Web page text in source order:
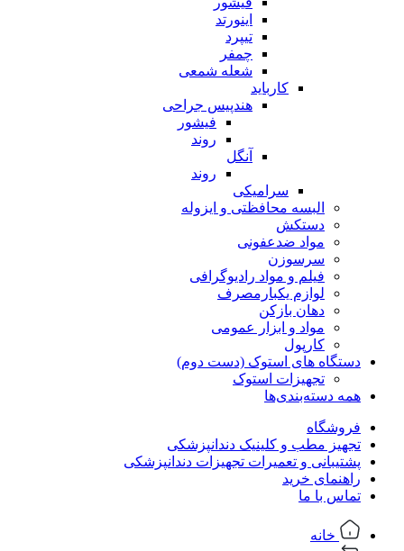
اینورتد
تیپرد
چمفر
شعله شمعی
کارباید
هندپیس جراحی
فیشور
روند
آنگل
روند
سرامیکی
البسه محافظتی و ایزوله
دستکش
مواد ضدعفونی
سرسوزن
فیلم و مواد رادیوگرافی
لوازم یکبارمصرف
دهان بازکن
مواد و ابزار عمومی
کارپول
دستگاه های استوک (دست دوم)
تجهیزات استوک
همه دسته‌بندی‌ها
فروشگاه
تجهیز مطب و کلینیک دندانپزشکی
پشتیبانی و تعمیرات تجهیزات دندانپزشکی
راهنمای خرید
تماس با ما
خانه